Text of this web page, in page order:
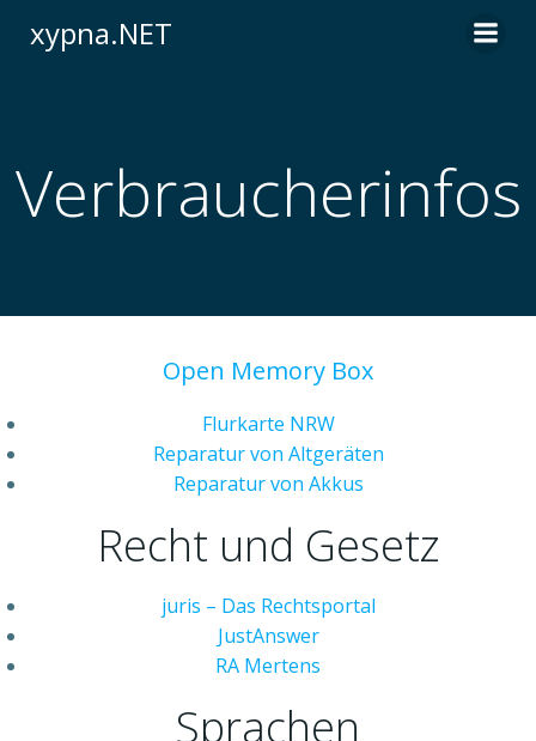
xypna.NET
Verbraucherinfos
Open Memory Box
Flurkarte NRW
Reparatur von Altgeräten
Reparatur von Akkus
Recht und Gesetz
juris – Das Rechtsportal
JustAnswer
RA Mertens
Sprachen